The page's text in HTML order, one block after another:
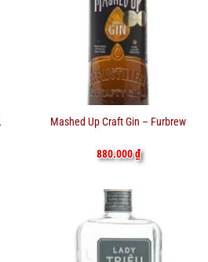
Mashed Up Craft Gin – Furbrew
880.000₫